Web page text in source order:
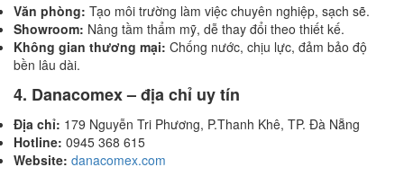
Văn phòng: Tạo môi trường làm việc chuyên nghiệp, sạch sẽ.
Showroom: Nâng tầm thẩm mỹ, dễ thay đổi theo thiết kế.
Không gian thương mại: Chống nước, chịu lực, đảm bảo độ
bền lâu dài.
4. Danacomex – địa chỉ uy tín
Địa chỉ: 179 Nguyễn Tri Phương, P.Thanh Khê, TP. Đà Nẵng
Hotline: 0945 368 615
Website: danacomex.com